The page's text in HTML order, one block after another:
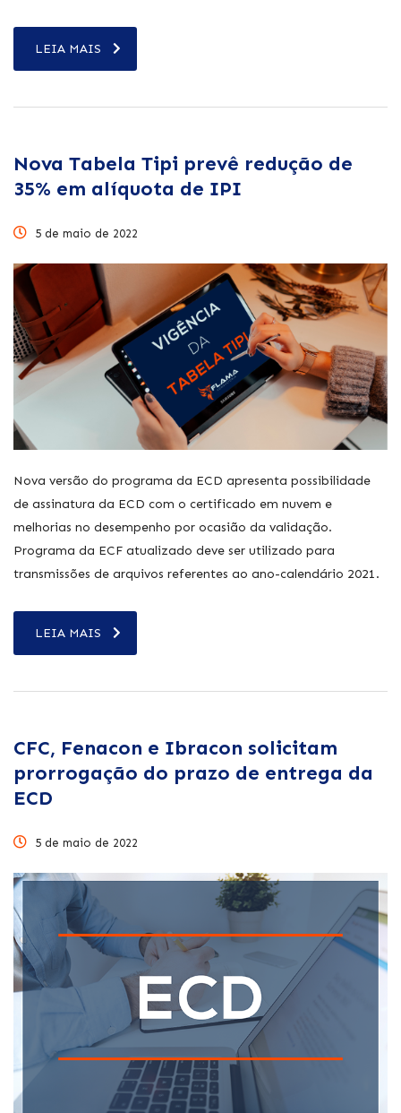
LEIA MAIS
Nova Tabela Tipi prevê redução de
35% em alíquota de IPI
5 de maio de 2022
Nova versão do programa da ECD apresenta possibilidade
de assinatura da ECD com o certificado em nuvem e
melhorias no desempenho por ocasião da validação.
Programa da ECF atualizado deve ser utilizado para
transmissões de arquivos referentes ao ano-calendário 2021.
LEIA MAIS
CFC, Fenacon e Ibracon solicitam
prorrogação do prazo de entrega da
ECD
5 de maio de 2022